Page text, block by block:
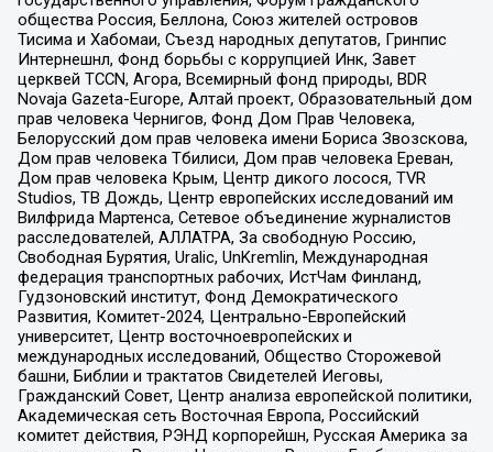
общества Россия, Беллона, Союз жителей островов
Тисима и Хабомаи, Съезд народных депутатов, Гринпис
Интернешнл, Фонд борьбы с коррупцией Инк, Завет
церквей TCCN, Агора, Всемирный фонд природы, BDR
Novaja Gazeta-Europe, Алтай проект, Образовательный дом
прав человека Чернигов, Фонд Дом Прав Человека,
Белорусский дом прав человека имени Бориса Звозскова,
Дом прав человека Тбилиси, Дом прав человека Ереван,
Дом прав человека Крым, Центр дикого лосося, TVR
Studios, ТВ Дождь, Центр европейских исследований им
Вилфрида Мартенса, Сетевое объединение журналистов
расследователей, АЛЛАТРА, За свободную Россию,
Свободная Бурятия, Uralic, UnKremlin, Международная
федерация транспортных рабочих, ИстЧам Финланд,
Гудзоновский институт, Фонд Демократического
Развития, Комитет-2024, Центрально-Европейский
университет, Центр восточноевропейских и
международных исследований, Общество Сторожевой
башни, Библии и трактатов Свидетелей Иеговы,
Гражданский Совет, Центр анализа европейской политики,
Академическая сеть Восточная Европа, Российский
комитет действия, РЭНД корпорейшн, Русская Америка за